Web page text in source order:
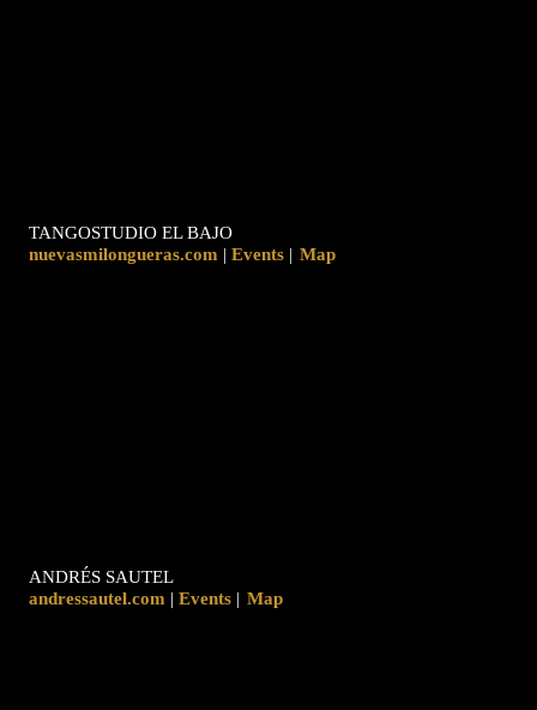
TANGOSTUDIO EL BAJO
nuevasmilongueras.com | | Map
ANDRÉS SAUTEL
andressautel.com | | Map